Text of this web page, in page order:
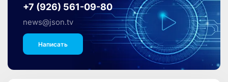
+7 (926) 561-09-80
news@json.tv
Написать